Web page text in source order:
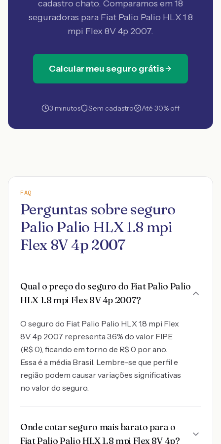
cadastro chato. Comparamos em 18
seguradoras para Fiat Palio Palio HLX 1.8
mpi Flex 8V 4p 2007.
Calcular meu seguro grátis
3 minutos Sem cadastro Até 30% off
FAQ
Perguntas sobre seguro
Palio Palio HLX 1.8 mpi
Flex 8V 4p 2007
Qual o preço do seguro do Fiat Palio Palio
HLX 1.8 mpi Flex 8V 4p 2007?
O seguro do Fiat Palio Palio HLX 1.8 mpi Flex
8V 4p 2007 representa 3.6% do valor FIPE
(R$ 0), ficando em torno de R$ 0 por ano.
Essa é a média Brasil. Lembre-se que perfil e
região podem causar variações significativas
no valor do seguro.
Onde cotar seguro mais barato para o
Fiat Palio Palio HLX 1.8 mpi Flex 8V 4p?